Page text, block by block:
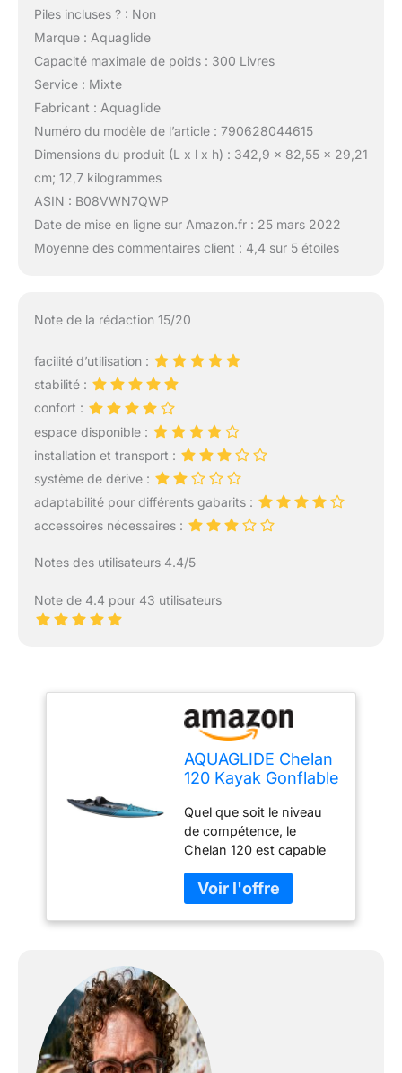
Piles incluses ? : Non
Marque : Aquaglide
Capacité maximale de poids : 300 Livres
Service : Mixte
Fabricant : Aquaglide
Numéro du modèle de l’article : 790628044615
Dimensions du produit (L x l x h) : 342,9 x 82,55 x 29,21
cm; 12,7 kilogrammes
ASIN : B08VWN7QWP
Date de mise en ligne sur Amazon.fr : 25 mars 2022
Moyenne des commentaires client : 4,4 sur 5 étoiles
Note de la rédaction 15/20
facilité d’utilisation :
stabilité :
confort :
espace disponible :
installation et transport :
système de dérive :
adaptabilité pour différents gabarits :
accessoires nécessaires :
Notes des utilisateurs 4.4/5
Note de 4.4 pour 43 utilisateurs
AQUAGLIDE Chelan
120 Kayak Gonflable
Quel que soit le niveau
de compétence, le
Chelan 120 est capable
traditionnelles de kayak à
coque dure pour des
années de pagaie sans
personne | 136 kg. Poids
maximum : 136 kg. Idéal
pour : tourisme de
performance pour 1